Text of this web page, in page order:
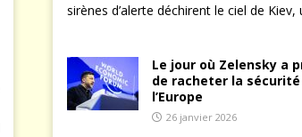
sirènes d’alerte déchirent le ciel de Kiev,
Le jour où Zelensky a
de racheter la sécurité
l’Europe
26 janvier 2026